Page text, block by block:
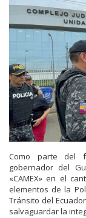
Como parte del
gobernador del
«CAMEX» en el
elementos de la
Tránsito del
salvaguardar la